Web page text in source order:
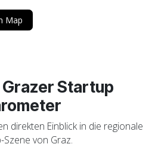
Map
Startup
direkten Einblick in die regionale
Szene von Graz.